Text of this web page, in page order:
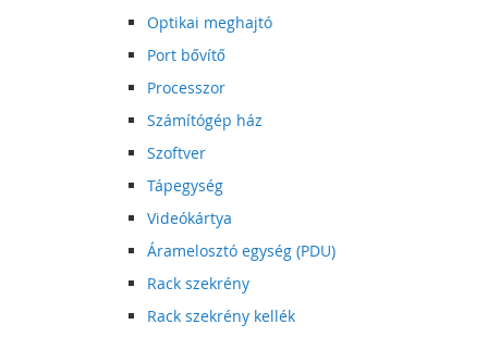
Optikai meghajtó
Port bővítő
Processzor
Számítógép ház
Szoftver
Tápegység
Videókártya
Áramelosztó egység (PDU)
Rack szekrény
Rack szekrény kellék